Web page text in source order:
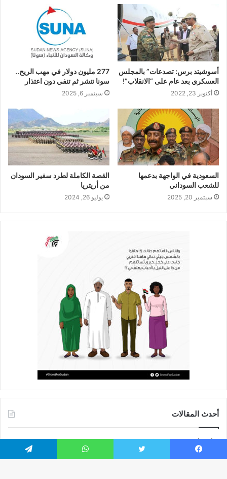
أسوشيتد برس: تصدعات” بالمجلس
العسكري بعد عام على “الانقلاب”!
أكتوبر 23, 2022
277 مليون دولار في مهب الريح..
سونا تنشر ثم تنفي دون اعتذار
سبتمبر 6, 2025
السعودية في الواجهة بدعمها
للشعب السوداني
سبتمبر 20, 2025
القصة الكاملة لطرد سفير السودان
من أريتريا
يوليو 26, 2024
أحدث المقالات
أربع أزمات تضرب الأبيض.. العطش والظلام وغلاء الغذاء وشح الوقود
يفاقمون معاناة السكان
فيسبوك تويتر واتساب تيلقرام